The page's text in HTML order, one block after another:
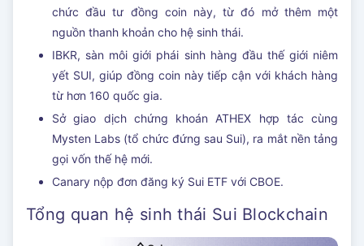
chức đầu tư đồng coin này, từ đó mở thêm một
nguồn thanh khoản cho hệ sinh thái.
IBKR, sàn môi giới phái sinh hàng đầu thế giới niêm
yết SUI, giúp đồng coin này tiếp cận với khách hàng
từ hơn 160 quốc gia.
Sở giao dịch chứng khoán ATHEX hợp tác cùng
Mysten Labs (tổ chức đứng sau Sui), ra mắt nền tảng
gọi vốn thế hệ mới.
Canary nộp đơn đăng ký Sui ETF với CBOE.
Tổng quan hệ sinh thái Sui Blockchain